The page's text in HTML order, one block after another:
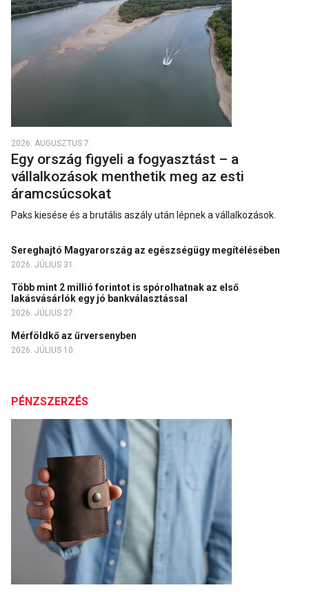
2026. AUGUSZTUS 7.
Egy ország figyeli a fogyasztást – a
vállalkozások menthetik meg az esti
áramcsúcsokat
Paks kiesése és a brutális aszály után lépnek a vállalkozások.
Sereghajtó Magyarország az egészségügy megítélésében
2026. JÚLIUS 31.
Több mint 2 millió forintot is spórolhatnak az első
lakásvásárlók egy jó bankválasztással
2026. JÚLIUS 27.
Mérföldkő az űrversenyben
2026. JÚLIUS 10.
PÉNZSZERZÉS